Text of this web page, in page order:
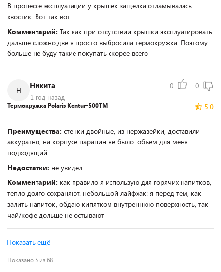
В процессе эксплуатации у крышек защёлка отламывалась
хвостик. Вот так вот.
Комментарий: Так как при отсутствии крышки эксплуатировать
дальше сложно,две я просто выбросила термокружка. Поэтому
больше не буду такие покупать скорее всего
Н
Никита
1 год назад
0 0
5.0
Термокружка Polaris Kontur-500TM
Преимущества: стенки двойные, из нержавейки, доставили
аккуратно, на корпусе царапин не было. объем для меня
подходящий
Недостатки: не увидел
Комментарий: как правило я использую для горячих напитков,
тепло долго сохраняют. небольшой лайфхак: я перед тем, как
залить напиток, обдаю кипятком внутреннюю поверхность, так
чай/кофе дольше не остывают
Показать ещё
Показано 5 из 68